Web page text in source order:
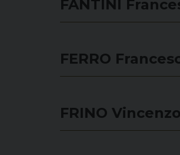
FANTINI
FERRO
FRINO Vincenzo